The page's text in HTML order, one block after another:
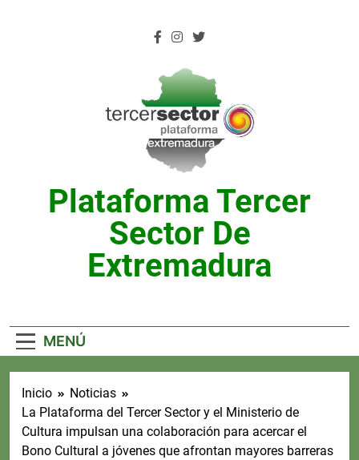
Plataforma Tercer
Sector De
Extremadura
MENÚ
Inicio
Noticias
La Plataforma del Tercer Sector y el Ministerio de
Cultura impulsan una colaboración para acercar el
Bono Cultural a jóvenes que afrontan mayores barreras